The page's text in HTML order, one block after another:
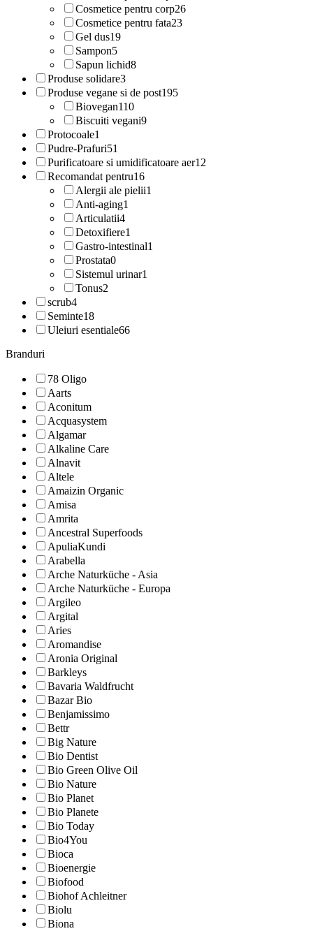
Cosmetice pentru corp26
Cosmetice pentru fata23
Gel dus19
Sampon5
Sapun lichid8
Produse solidare3
Produse vegane si de post195
Biovegan110
Biscuiti vegani9
Protocoale1
Pudre-Prafuri51
Purificatoare si umidificatoare aer12
Recomandat pentru16
Alergii ale pielii1
Anti-aging1
Articulatii4
Detoxifiere1
Gastro-intestinal1
Prostata0
Sistemul urinar1
Tonus2
scrub4
Seminte18
Uleiuri esentiale66
Branduri
78 Oligo
Aarts
Aconitum
Acquasystem
Algamar
Alkaline Care
Alnavit
Altele
Amaizin Organic
Amisa
Amrita
Ancestral Superfoods
ApuliaKundi
Arabella
Arche Naturküche - Asia
Arche Naturküche - Europa
Argileo
Argital
Aries
Aromandise
Aronia Original
Barkleys
Bavaria Waldfrucht
Bazar Bio
Benjamissimo
Bettr
Big Nature
Bio Dentist
Bio Green Olive Oil
Bio Nature
Bio Planet
Bio Planete
Bio Today
Bio4You
Bioca
Bioenergie
Biofood
Biohof Achleitner
Biolu
Biona